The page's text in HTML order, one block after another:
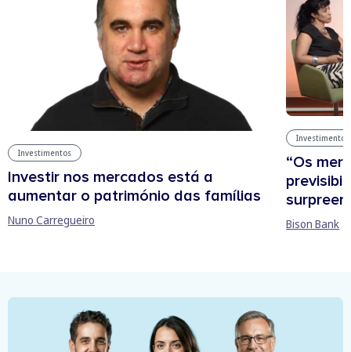
Investimentos
Investir nos mercados está a
aumentar o património das famílias
Nuno Carregueiro
Investimentos
“Os
Bison Bank